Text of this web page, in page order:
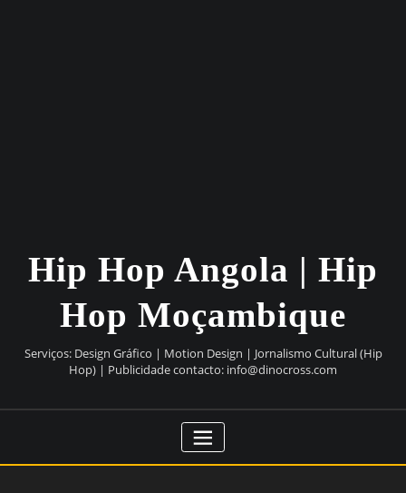
Hip Hop Angola | Hip
Hop Moçambique
Serviços: Design Gráfico | Motion Design | Jornalismo Cultural (Hip
Hop) | Publicidade contacto: info@dinocross.com